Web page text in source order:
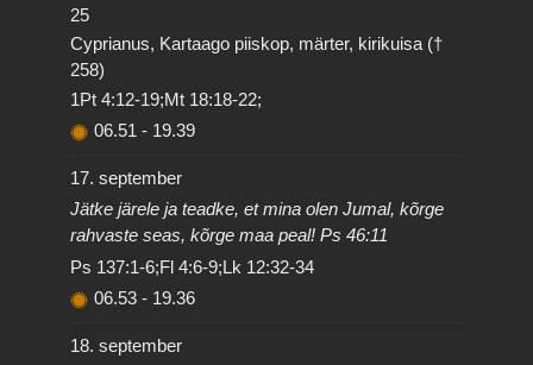
25
Cyprianus, Kartaago piiskop, märter, kirikuisa (†
258)
1Pt 4:12-19;Mt 18:18-22;
06.51 - 19.39
17. september
Jätke järele ja teadke, et mina olen Jumal, kõrge
rahvaste seas, kõrge maa peal! Ps 46:11
Ps 137:1-6;Fl 4:6-9;Lk 12:32-34
06.53 - 19.36
18. september